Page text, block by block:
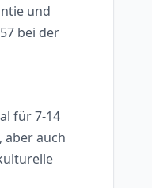
und
bei der
für 7-14
aber auch